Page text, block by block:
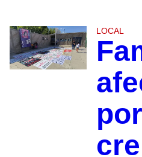
LOCAL